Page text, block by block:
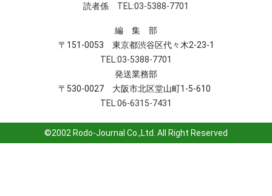
読者係 TEL:03-5388-7701
編 集 部
〒151-0053 東京都渋谷区代々木2-23-1
TEL:03-5388-7701
発送業務部
〒530-0027 大阪市北区堂山町1-5-610
TEL:06-6315-7431
©2002 Rodo-Journal Co.,Ltd. All Right Reserved